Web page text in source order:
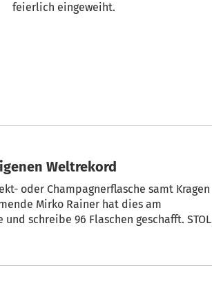
feierlich eingeweiht.
Weltrekord
oder Champagnerflasche samt Kragen
Mirko Rainer hat dies am
schreibe 96 Flaschen geschafft. STOL